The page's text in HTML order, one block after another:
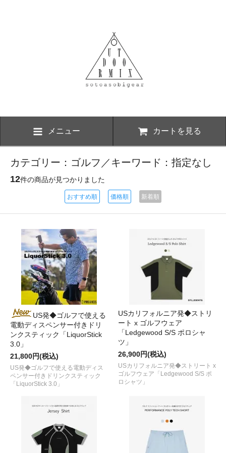
メニュー カートを見る
カテゴリー：ゴルフ／キーワード：指定なし
12件の商品が見つかりました
おすすめ順 価格順 新着順
US発◆ゴルフで使える
電動ディスペンサー付きドリ
ンクスティック「LiquorStick
3.0」
21,800円(税込)
US発◆ゴルフで使える電動ディス
ペンサー付きドリンクスティック
「LiquorStick 3.0」
USカリフォルニア発◆ストリ
ート x ゴルフウェア
「Ledgewood S/S ポロシャ
ツ」
26,900円(税込)
USカリフォルニア発◆ストリート x
ゴルフウェア「Ledgewood S/S ポ
ロシャツ」